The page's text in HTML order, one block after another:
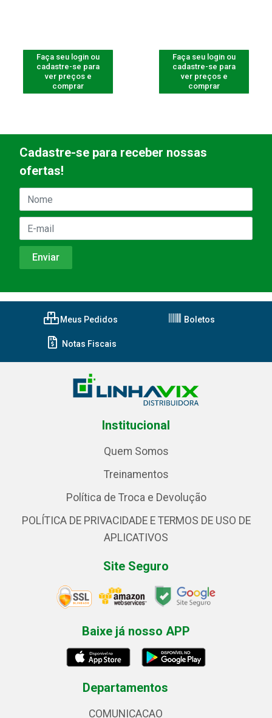
Faça seu login ou
cadastre-se para
ver preços e
comprar
Faça seu login ou
cadastre-se para
ver preços e
comprar
Cadastre-se para receber nossas
ofertas!
Meus Pedidos Boletos
Notas Fiscais
Institucional
Quem Somos
Treinamentos
Política de Troca e Devolução
POLÍTICA DE PRIVACIDADE E TERMOS DE USO DE
APLICATIVOS
Site Seguro
Baixe já nosso APP
Departamentos
COMUNICACAO